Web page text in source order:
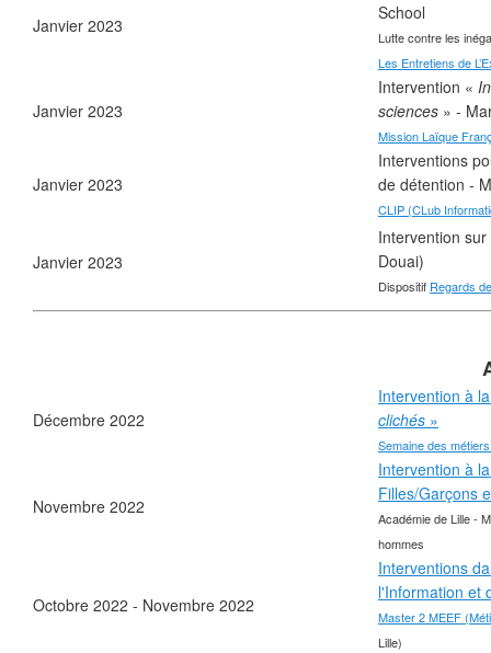
❄
❄
Janvier 2023
School
Lutte contre les
Les Entretiens de
Janvier 2023
Intervention «
sciences » -
Mission Laïque
Janvier 2023
Interventions
de détention -
CLIP (CLub
Janvier 2023
Intervention
Douai)
Dispositif Regards
Décembre 2022
Intervention à
clichés »
Semaine des
Novembre 2022
Intervention à
Filles/Garçons
Académie de Lille -
hommes
Octobre 2022 - Novembre 2022
Interventions
l'Information et
Master 2 MEEF
Lille)